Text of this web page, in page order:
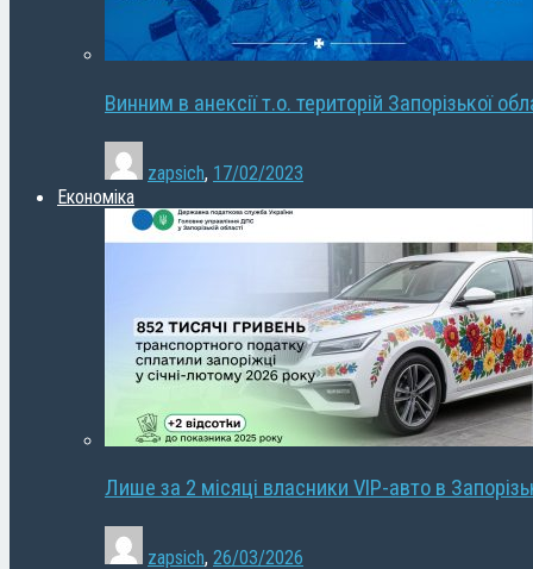
Винним в анексії т.о. територій Запорізької
zapsich, 17/02/2023
Економіка
Лише за 2 місяці власники VIP-авто в
zapsich, 26/03/2026